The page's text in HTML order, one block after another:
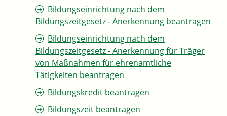
Bildungseinrichtung nach dem
Bildungszeitgesetz - Anerkennung beantragen
Bildungseinrichtung nach dem
Bildungszeitgesetz - Anerkennung für Träger
von Maßnahmen für ehrenamtliche
Tätigkeiten beantragen
Bildungskredit beantragen
Bildungszeit beantragen